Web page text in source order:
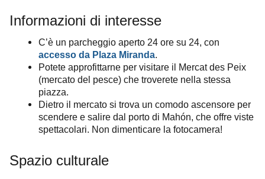
Informazioni di interesse
C’è un parcheggio aperto 24 ore su 24, con
accesso da Plaza Miranda.
Potete approfittarne per visitare il Mercat des Peix
(mercato del pesce) che troverete nella stessa
piazza.
Dietro il mercato si trova un comodo ascensore per
scendere e salire dal porto di Mahón, che offre viste
spettacolari. Non dimenticare la fotocamera!
Spazio culturale